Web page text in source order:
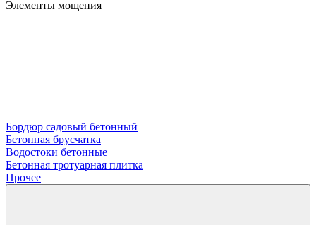
Элементы мощения
Бордюр садовый бетонный
Бетонная брусчатка
Водостоки бетонные
Бетонная тротуарная плитка
Прочее